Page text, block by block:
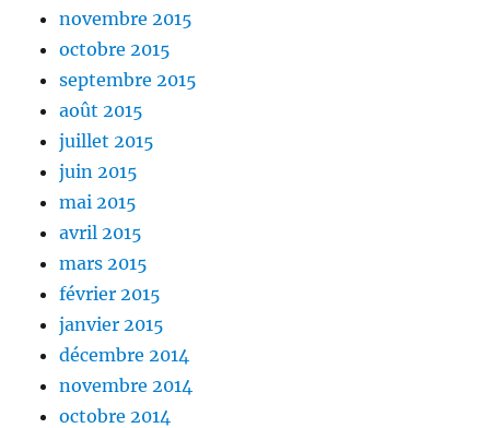
novembre 2015
octobre 2015
septembre 2015
août 2015
juillet 2015
juin 2015
mai 2015
avril 2015
mars 2015
février 2015
janvier 2015
décembre 2014
novembre 2014
octobre 2014